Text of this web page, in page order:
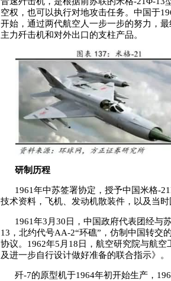
空权，也可以执行对地攻击任务。中国于
开始，通过两代航空人一步一步的努力，
主力歼击机和对外出口的支柱产品。
研制历程
1961年中苏签署协定，授予中国米格-
技术资料，飞机、发动机散装件，以及当
1961年3月30日，中国政府代表团经与
13，北约代号AA-2“环礁”，仿制中国转交
协议。1962年5月18日，航空研究院与航
及进一步自行设计做好准备的联合指示》。
歼-7的原型机于1964年初开始生产，